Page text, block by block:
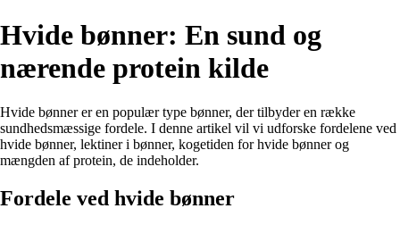
Hvide bønner: En sund og
nærende protein kilde
Hvide bønner er en populær type bønner, der tilbyder en række
sundhedsmæssige fordele. I denne artikel vil vi udforske fordelene ved
hvide bønner, lektiner i bønner, kogetiden for hvide bønner og
mængden af protein, de indeholder.
Fordele ved hvide bønner